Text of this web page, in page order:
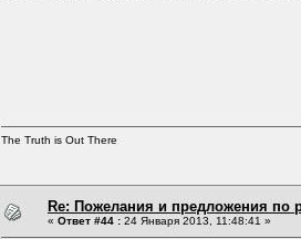
The Truth is Out There
Re: Пожелания и предложения по
« Ответ #44 : 24 Января 2013, 11:48:41 »